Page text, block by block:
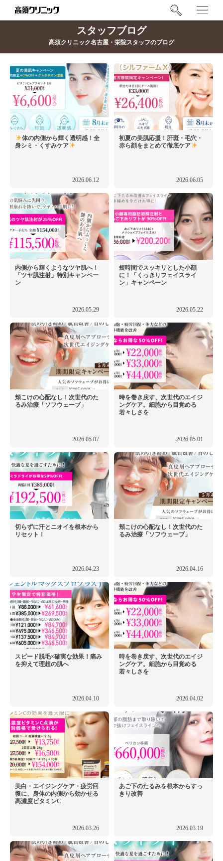
スタッフブログ
高須クリニック名古屋・栄院スタッフのブログ
体の内側から輝く透明感！全
身シミ・くすみケア
2026.06.12
初夏の美肌応援！肝斑・毛穴・
赤ら顔をまとめて徹底ケア
2026.06.05
内側から輝くようなツヤ肌へ！
「ツヤ肌注射」特別キャンペー
ン
2026.05.29
短時間でスッキリとした小顔
に！「くっきりフェイスライ
ン」キャンペーン
2026.05.22
頬こけの心配なし！次世代のた
るみ治療「ソフウェーブ」
2026.05.07
時を巻き戻す、次世代のエイジ
ングケア。細胞から目覚める
若々しさを
2026.05.01
切らずに汗とニオイを根本から
リセット！
2026.04.23
頬こけの心配なし！次世代のた
るみ治療「ソフウェーブ」
2026.04.16
スピード脱毛×確実な効果！痛み
を抑えて理想の肌へ
2026.04.10
時を巻き戻す、次世代のエイジ
ングケア。細胞から目覚める
若々しさを
2026.04.02
美白・エイジングケア・疲労回
復に、身体の内側から効かせる
高濃度ビタミンC
2026.03.26
あご下のたるみを根本からすっ
きり改善
2026.03.19